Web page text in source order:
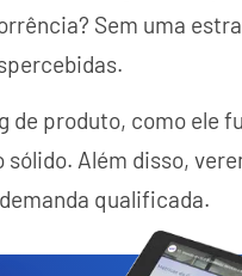
Sem uma
de produto, como ele
Além disso,
qualificada.